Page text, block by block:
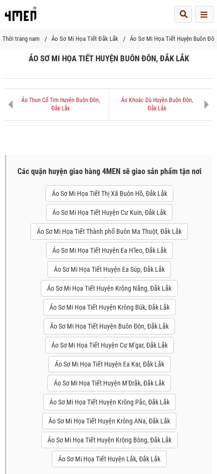
Thời trang nam Áo Sơ Mi Họa Tiết Đắk Lắk Áo Sơ Mi Họa Tiết Huyện Buôn
ÁO SƠ MI HỌA TIẾT HUYỆN BUÔN ĐÔN, ĐẮK LẮK
Áo Thun Cổ Tim Huyện Buôn Đôn,
Đắk Lắk
Áo Khoác Dù Huyện Buôn Đôn,
Đắk Lắk
Các quận huyện giao hàng 4MEN sẽ giao sản phẩm tận nơi
Áo Sơ Mi Họa Tiết Thị Xã Buôn Hồ, Đắk Lắk
Áo Sơ Mi Họa Tiết Huyện Cư Kuin, Đắk Lắk
Áo Sơ Mi Họa Tiết Thành phố Buôn Ma Thuột, Đắk Lắk
Áo Sơ Mi Họa Tiết Huyện Ea H'leo, Đắk Lắk
Áo Sơ Mi Họa Tiết Huyện Ea Súp, Đắk Lắk
Áo Sơ Mi Họa Tiết Huyện Krông Năng, Đắk Lắk
Áo Sơ Mi Họa Tiết Huyện Krông Búk, Đắk Lắk
Áo Sơ Mi Họa Tiết Huyện Buôn Đôn, Đắk Lắk
Áo Sơ Mi Họa Tiết Huyện Cư M'gar, Đắk Lắk
Áo Sơ Mi Họa Tiết Huyện Ea Kar, Đắk Lắk
Áo Sơ Mi Họa Tiết Huyện M'Đrắk, Đắk Lắk
Áo Sơ Mi Họa Tiết Huyện Krông Pắc, Đắk Lắk
Áo Sơ Mi Họa Tiết Huyện Krông ANa, Đắk Lắk
Áo Sơ Mi Họa Tiết Huyện Krông Bông, Đắk Lắk
Áo Sơ Mi Họa Tiết Huyện Lắk, Đắk Lắk